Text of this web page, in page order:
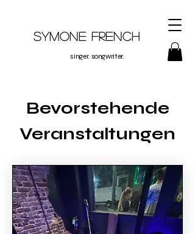
Symone French
singer. songwriter.
Bevorstehende
Veranstaltungen